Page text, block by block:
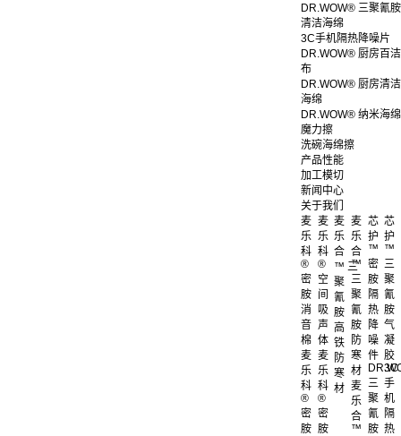
DR.WOW® 三聚氰胺
清洁海绵
3C手机隔热降噪片
DR.WOW® 厨房百洁
布
DR.WOW® 厨房清洁
海绵
DR.WOW® 纳米海绵
魔力擦
洗碗海绵擦
产品性能
加工模切
新闻中心
关于我们
麦
乐
科
®
密
胺
消
音
棉
麦
乐
科
®
空
间
吸
声
体
麦
乐
科
®
密
胺
麦
乐
科
®
密
胺
麦
乐
合
™ 三
聚
氰
胺
高
铁
防
寒
材
麦
乐
合
™
三
聚
氰
胺
防
寒
材
麦
乐
合
™
芯
护
™
密
胺
隔
热
降
噪
件
芯
护
™
三
聚
氰
胺
气
凝
胶
三
聚
氰
胺
3C
手
机
隔
热